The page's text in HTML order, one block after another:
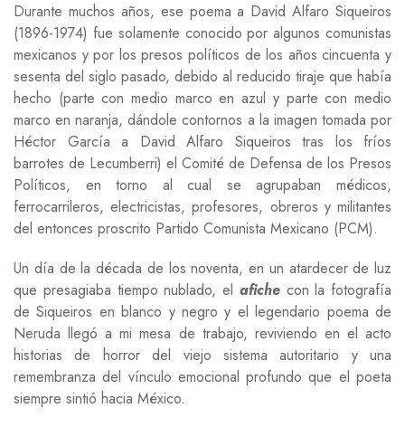
Durante muchos años, ese poema a David Alfaro Siqueiros
(1896-1974) fue solamente conocido por algunos comunistas
mexicanos y por los presos políticos de los años cincuenta y
sesenta del siglo pasado, debido al reducido tiraje que había
hecho (parte con medio marco en azul y parte con medio
marco en naranja, dándole contornos a la imagen tomada por
Héctor García a David Alfaro Siqueiros tras los fríos
barrotes de Lecumberri) el Comité de Defensa de los Presos
Políticos, en torno al cual se agrupaban médicos,
ferrocarrileros, electricistas, profesores, obreros y militantes
del entonces proscrito Partido Comunista Mexicano (PCM).
Un día de la década de los noventa, en un atardecer de luz
que presagiaba tiempo nublado, el afichecon la fotografía
de Siqueiros en blanco y negro y el legendario poema de
Neruda llegó a mi mesa de trabajo, reviviendo en el acto
historias de horror del viejo sistema autoritario y una
remembranza del vínculo emocional profundo que el poeta
siempre sintió hacia México.